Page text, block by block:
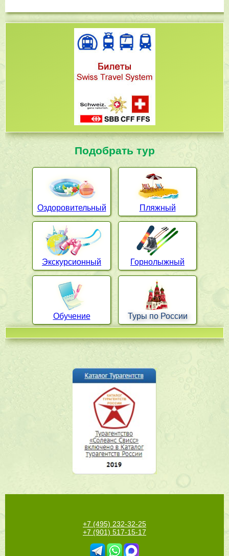
Подобрать тур
Оздоровительный Пляжный
Экскурсионный Горнолыжный
Обучение Туры по России
+7 (495) 232-32-25
+7 (901) 517-15-17